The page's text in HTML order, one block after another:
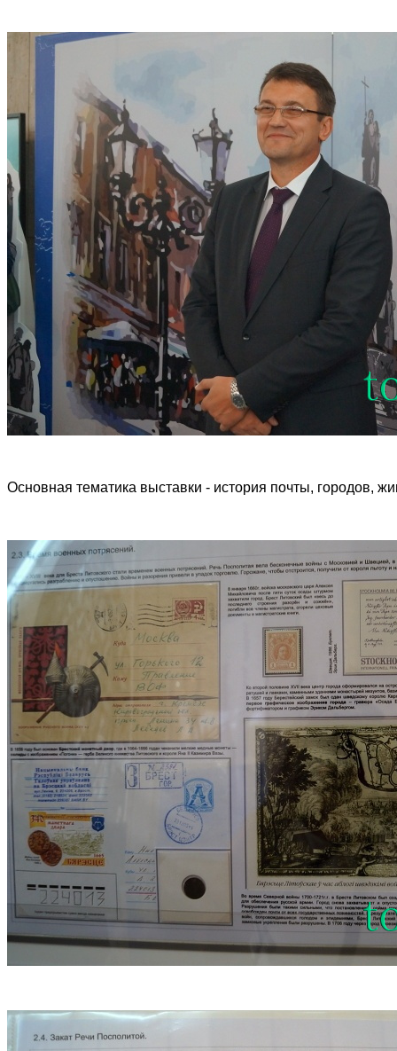
Основная тематика выставки - история почты, городов,